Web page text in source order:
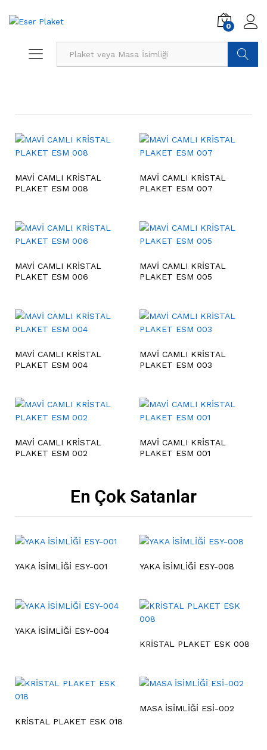
0
MAVİ CAMLI KRİSTAL
PLAKET ESM 008
MAVİ CAMLI KRİSTAL
PLAKET ESM 007
MAVİ CAMLI KRİSTAL
PLAKET ESM 006
MAVİ CAMLI KRİSTAL
PLAKET ESM 005
MAVİ CAMLI KRİSTAL
PLAKET ESM 004
MAVİ CAMLI KRİSTAL
PLAKET ESM 003
MAVİ CAMLI KRİSTAL
PLAKET ESM 002
MAVİ CAMLI KRİSTAL
PLAKET ESM 001
En Çok Satanlar
YAKA İSİMLİĞİ ESY-001 YAKA İSİMLİĞİ ESY-008
YAKA İSİMLİĞİ ESY-004
KRİSTAL PLAKET ESK 008
KRİSTAL PLAKET ESK 018
MASA İSİMLİĞİ ESİ-002